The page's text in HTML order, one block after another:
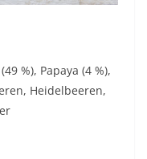
%), Papaya (4 %),
Heidelbeeren,